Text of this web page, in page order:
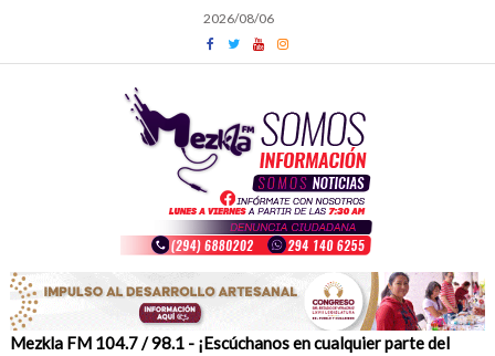
content
2026/08/06
Mezkla FM 104.7 / 98.1 - ¡Escúchanos en cualquier parte del